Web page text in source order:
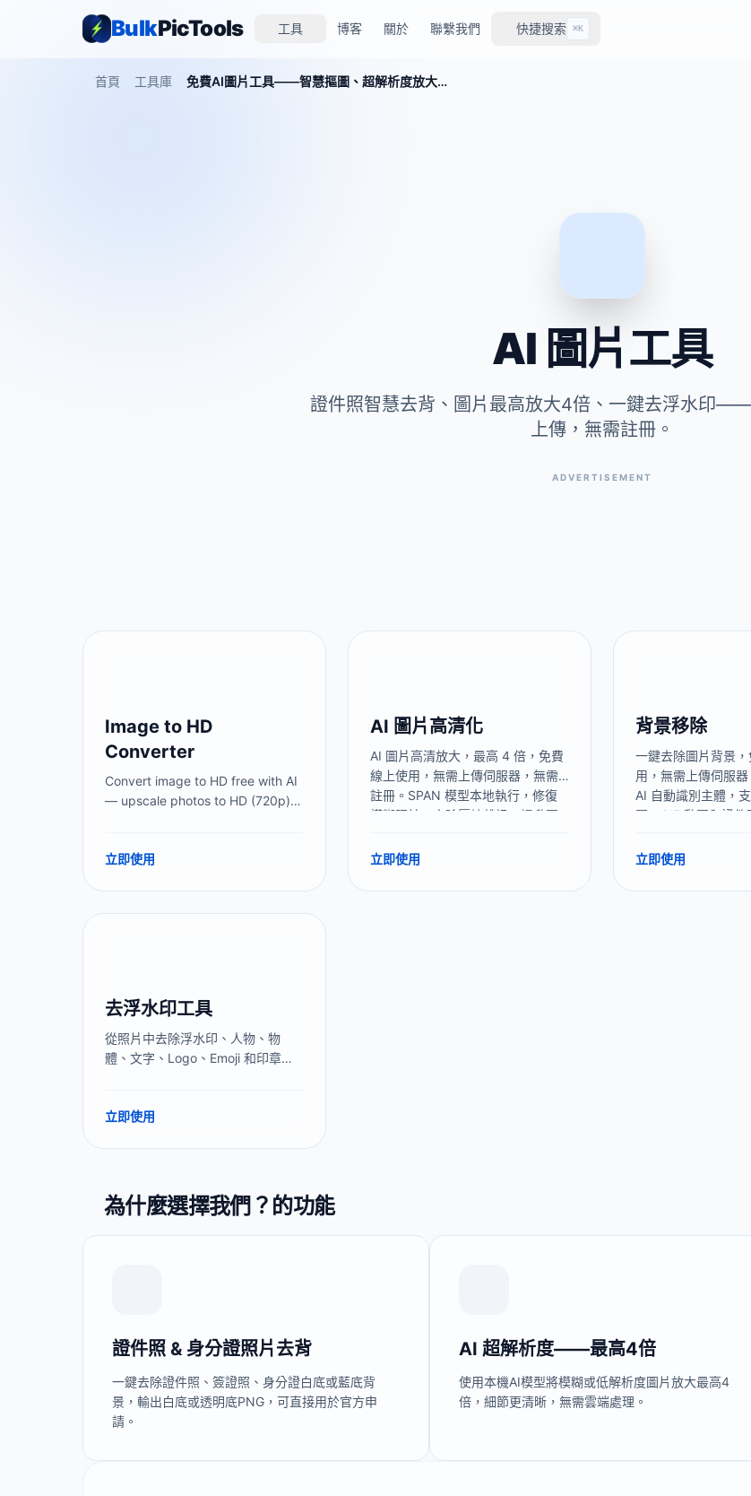
BulkPicTools 工具 博客 關於 聯繫我們 快捷搜索 ⌘K
首頁 工具庫 免費AI圖片工具——智慧摳圖、超解析度放大、去浮水印
AI 圖片工具
證件照智慧去背、圖片最高放大4倍、一鍵去浮水印
上傳，無需註冊。
ADVERTISEMENT
Image to HD
Converter
Convert image to HD free with AI
— upscale photos to HD (720p),
your browser — 100% private.
立即使用
AI 圖片高清化
AI 圖片高清放大，最高 4 倍，免費
線上使用，無需上傳伺服器，無需
註冊。SPAN 模型本地執行，修復
模糊照片、去除壓縮雜訊、提升圖
立即使用
背景移除
一鍵去除圖片背景
用，無需上傳伺服器
AI 自動識別主體，
圖、GIF 動圖和證件
色、藍色、灰色等純
立即使用
去浮水印工具
從照片中去除浮水印、人物、物
體、文字、Logo、Emoji 和印章
行。支援文字浮水印、Logo 浮水
立即使用
為什麼選擇我們？的功能
證件照 & 身分證照片去背
一鍵去除證件照、簽證照、身分證白底或藍底背
景，輸出白底或透明底PNG，可直接用於官方申
請。
AI 超解析度——最高4倍
使用本機AI模型將模糊或低解析度圖片放大最高4
倍，細節更清晰，無需雲端處理。